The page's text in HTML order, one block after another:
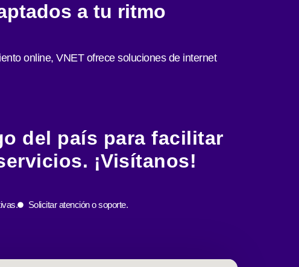
a tu ritmo
online, VNET ofrece soluciones de internet
del país para facilitar
¡Visítanos!
Solicitar atención o soporte.